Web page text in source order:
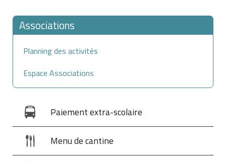
Associations
Planning des activités
Espace Associations
Paiement extra-scolaire
Menu de cantine